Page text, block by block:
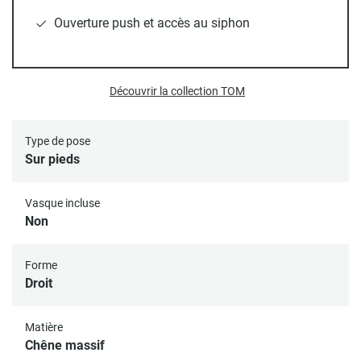
pour un accès facile. Compact mais ultra pratique, il
variations naturelles de veines et de nœuds. Le rendu
unique. Le bois de ce meuble possède le label FSC®
C138476 garantissant une gestion responsable des forêts.
Bonde et siphon non inclus
Type de pose
Sur pieds
Vasque incluse
Non
Forme
Droit
Matière
Chêne massif
Ouverture push et accès au siphon
Découvrir la collection TOM